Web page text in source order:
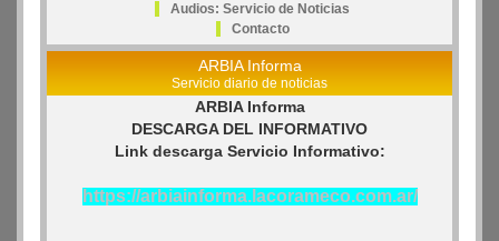
Audios: Servicio de Noticias
Contacto
ARBIA Informa
Servicio diario de noticias
ARBIA Informa
DESCARGA DEL INFORMATIVO
Link descarga Servicio Informativo:
https://arbiainforma.lacorameco.com.ar/